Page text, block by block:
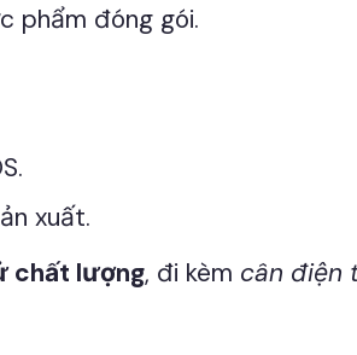
phẩm đóng gói.
xuất.
chất lượng, đi kèm cân điện